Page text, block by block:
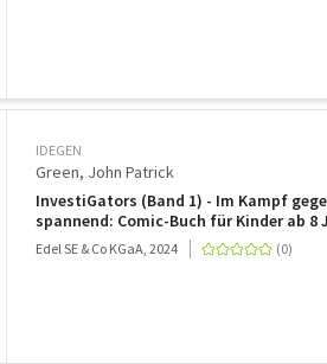
IDEGEN
Green, John Patrick
InvestiGators (Band 1) - Im Kampf
spannend: Comic-Buch für Kinder ab 8
Edel SE & Co KGaA, 2024